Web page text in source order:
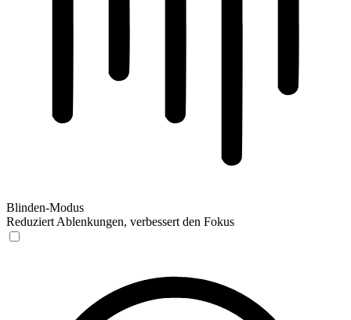
Blinden-Modus
Reduziert Ablenkungen, verbessert den Fokus